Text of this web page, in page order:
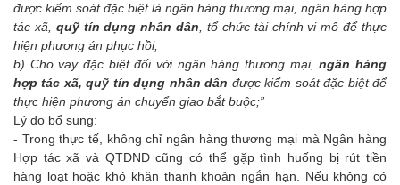
được kiểm soát đặc biệt là ngân hàng thương mại, ngân hàng hợp
tác xã, quỹ tín dụng nhân dân, tổ chức tài chính vi mô để thực
hiện phương án phục hồi;
b) Cho vay đặc biệt đối với ngân hàng thương mại,ngân hàng
hợp tác xã, quỹ tín dụng nhân dân được kiểm soát đặc biệt để
thực hiện phương án chuyển giao bắt buộc;”
Lý do bổ sung:
- Trong thực tế, không chỉ ngân hàng thương mại mà Ngân hàng
Hợp tác xã và QTDND cũng có thể gặp tình huống bị rút tiền
hàng loạt hoặc khó khăn thanh khoản ngắn hạn. Nếu không có